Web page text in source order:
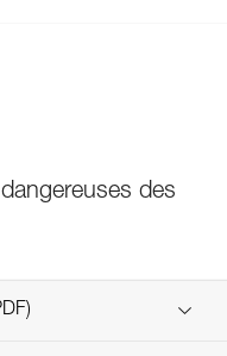
des
notice technique (PDF)